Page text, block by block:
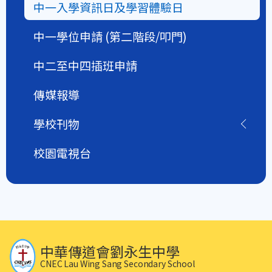
中一入學資訊日及學習體驗日
中一學位申請 (第二階段/叩門)
中二至中四插班申請
傳媒報導
學校刊物
校園電視台
中華傳道會劉永生中學
CNEC Lau Wing Sang Secondary School